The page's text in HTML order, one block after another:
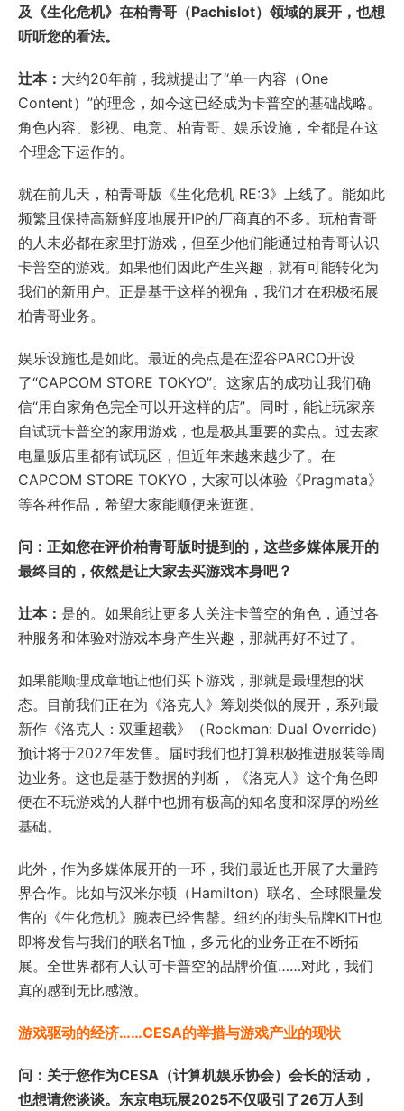
及《生化危机》在柏青哥（Pachislot）领域的展开，也想
听听您的看法。
辻本： 大约20年前，我就提出了“单一内容（One
Content）”的理念，如今这已经成为卡普空的基础战略。
角色内容、影视、电竞、柏青哥、娱乐设施，全都是在这
个理念下运作的。
就在前几天，柏青哥版《生化危机 RE:3》上线了。能如此
频繁且保持高新鲜度地展开IP的厂商真的不多。玩柏青哥
的人未必都在家里打游戏，但至少他们能通过柏青哥认识
卡普空的游戏。如果他们因此产生兴趣，就有可能转化为
我们的新用户。正是基于这样的视角，我们才在积极拓展
柏青哥业务。
娱乐设施也是如此。最近的亮点是在涩谷PARCO开设
了“CAPCOM STORE TOKYO”。这家店的成功让我们确
信“用自家角色完全可以开这样的店”。同时，能让玩家亲
自试玩卡普空的家用游戏，也是极其重要的卖点。过去家
电量贩店里都有试玩区，但近年来越来越少了。在
CAPCOM STORE TOKYO，大家可以体验《Pragmata》
等各种作品，希望大家能顺便来逛逛。
问：正如您在评价柏青哥版时提到的，这些多媒体展开的
最终目的，依然是让大家去买游戏本身吧？
辻本： 是的。如果能让更多人关注卡普空的角色，通过各
种服务和体验对游戏本身产生兴趣，那就再好不过了。
如果能顺理成章地让他们买下游戏，那就是最理想的状
态。目前我们正在为《洛克人》筹划类似的展开，系列最
新作《洛克人：双重超载》（Rockman: Dual Override）
预计将于2027年发售。届时我们也打算积极推进服装等周
边业务。这也是基于数据的判断，《洛克人》这个角色即
便在不玩游戏的人群中也拥有极高的知名度和深厚的粉丝
基础。
此外，作为多媒体展开的一环，我们最近也开展了大量跨
界合作。比如与汉米尔顿（Hamilton）联名、全球限量发
售的《生化危机》腕表已经售罄。纽约的街头品牌KITH也
即将发售与我们的联名T恤，多元化的业务正在不断拓
展。全世界都有人认可卡普空的品牌价值……对此，我们
真的感到无比感激。
游戏驱动的经济……CESA的举措与游戏产业的现状
问：关于您作为CESA（计算机娱乐协会）会长的活动，
也想请您谈谈。东京电玩展2025不仅吸引了26万人到